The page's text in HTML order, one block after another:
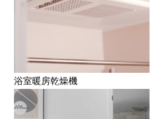
浴室暖房乾燥機